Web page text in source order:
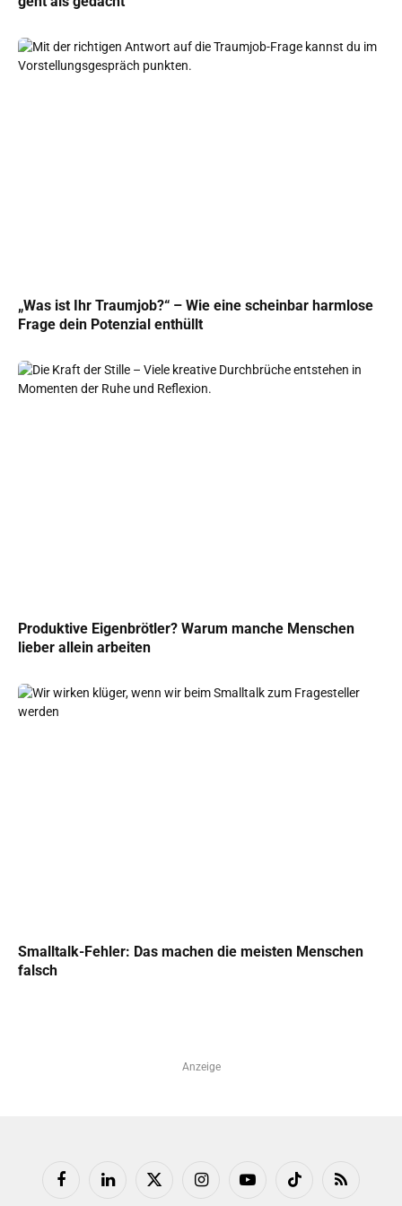
„Was ist Ihr Traumjob?“ – Wie eine scheinbar harmlose
Frage dein Potenzial enthüllt
Produktive Eigenbrötler? Warum manche Menschen
lieber allein arbeiten
Smalltalk-Fehler: Das machen die meisten Menschen
falsch
Anzeige
FacebookLinkedIn X
InstagramYouTubeTikTok RSS